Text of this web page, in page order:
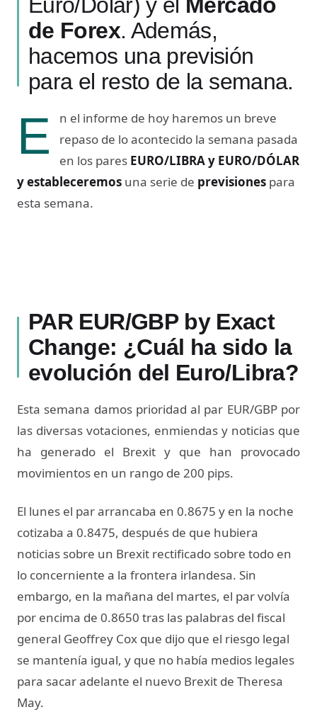
Euro/Dólar) y el Mercado
de Forex. Además,
hacemos una previsión
para el resto de la semana.
E
n el informe de hoy haremos un breve
repaso de lo acontecido la semana pasada
en los pares EURO/LIBRAy EURO/DÓLAR
yestableceremos una serie de previsiones para
esta semana.
PAR EUR/GBP by Exact
Change: ¿Cuál ha sido la
evolución del Euro/Libra?
Esta semana damos prioridad al par EUR/GBP por
las diversas votaciones, enmiendas y noticias que
ha generado el Brexit y que han provocado
movimientos en un rango de 200 pips.
El lunes el par arrancaba en 0.8675 y en la noche
cotizaba a 0.8475, después de que hubiera
noticias sobre un Brexit rectificado sobre todo en
lo concerniente a la frontera irlandesa. Sin
embargo, en la mañana del martes, el par volvía
por encima de 0.8650 tras las palabras del fiscal
general Geoffrey Cox que dijo que el riesgo legal
se mantenía igual, y que no había medios legales
para sacar adelante el nuevo Brexit de Theresa
May.